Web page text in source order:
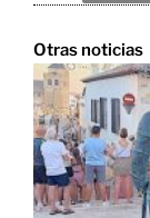
Otras noticias